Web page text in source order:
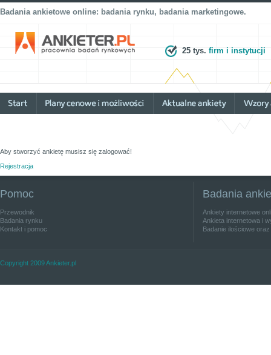
Badania ankietowe online: badania rynku, badania marketingowe.
25 tys. firm i instytucji
Aby stworzyć ankietę musisz się zalogować!
Rejestracja
Pomoc
Przewodnik
Badania rynku
Kontakt i pomoc
Badania
Ankiety internetowe
Ankieta internetowa i
Badanie ilościowe
Copyright 2009 Ankieter.pl